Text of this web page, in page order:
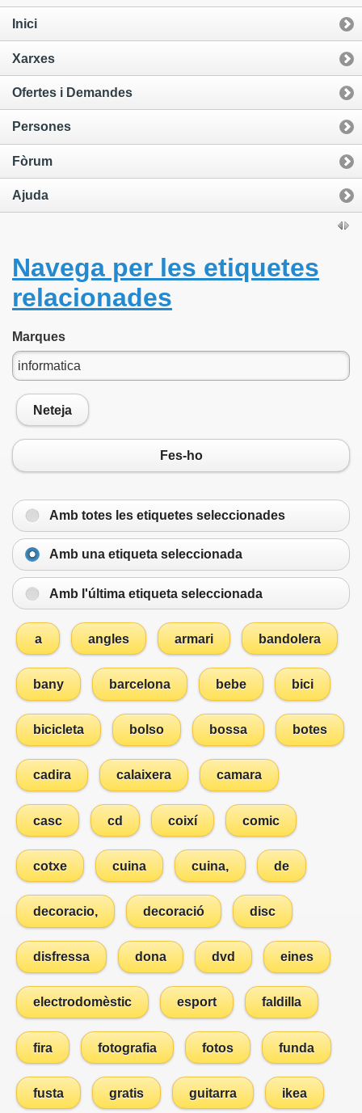
Inici
Xarxes
Ofertes i Demandes
Persones
Fòrum
Ajuda
Navega per les etiquetes
relacionades
Marques
Neteja
Fes-ho
Amb totes les etiquetes seleccionades
Amb una etiqueta seleccionada
Amb l'última etiqueta seleccionada
a angles armari bandolera
bany barcelona bebe bici
bicicleta bolso bossa botes
cadira calaixera camara
casc cd coixí comic
cotxe cuina cuina, de
decoracio, decoració disc
disfressa dona dvd eines
electrodomèstic esport faldilla
fira fotografia fotos funda
fusta gratis guitarra ikea